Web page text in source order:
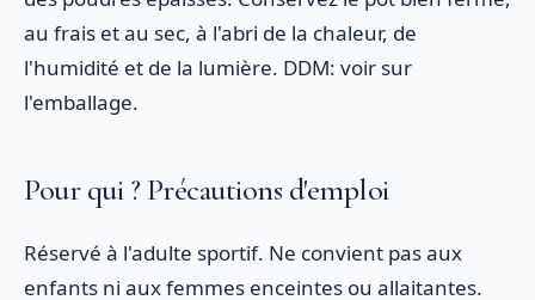
au frais et au sec, à l'abri de la chaleur, de
l'humidité et de la lumière. DDM: voir sur
l'emballage.
Pour qui ? Précautions d'emploi
Réservé à l'adulte sportif. Ne convient pas aux
enfants ni aux femmes enceintes ou allaitantes.